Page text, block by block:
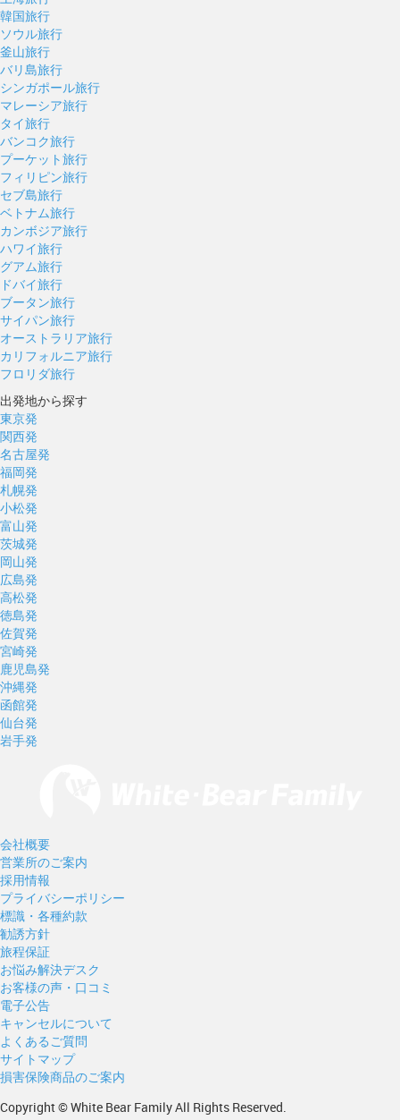
韓国旅行
ソウル旅行
釜山旅行
バリ島旅行
シンガポール旅行
マレーシア旅行
タイ旅行
バンコク旅行
プーケット旅行
フィリピン旅行
セブ島旅行
ベトナム旅行
カンボジア旅行
ハワイ旅行
グアム旅行
ドバイ旅行
ブータン旅行
サイパン旅行
オーストラリア旅行
カリフォルニア旅行
フロリダ旅行
出発地から探す
東京発
関西発
名古屋発
福岡発
札幌発
小松発
富山発
茨城発
岡山発
広島発
高松発
徳島発
佐賀発
宮崎発
鹿児島発
沖縄発
函館発
仙台発
岩手発
会社概要
営業所のご案内
採用情報
プライバシーポリシー
標識・各種約款
勧誘方針
旅程保証
お悩み解決デスク
お客様の声・口コミ
電子公告
キャンセルについて
よくあるご質問
サイトマップ
損害保険商品のご案内
Copyright © White Bear Family All Rights Reserved.